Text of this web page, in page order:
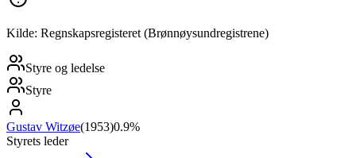
Kilde: Regnskapsregisteret (Brønnøysundregistrene)
Styre og ledelse
Styre
Gustav Witzøe(1953)0.9%
Styrets leder